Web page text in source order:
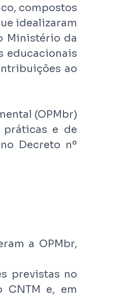
compostos
idealizaram
Ministério da
educacionais
ao
(OPMbr)
práticas e de
Decreto nº
a OPMbr,
previstas no
CNTM e, em